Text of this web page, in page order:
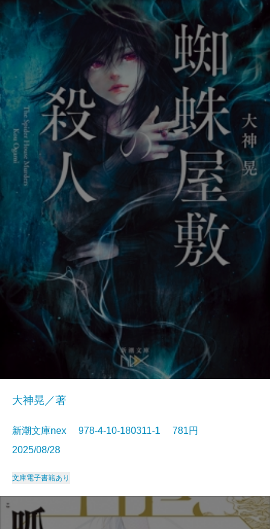
大神晃／著
新潮文庫nex 978-4-10-180311-1 781円
2025/08/28
文庫電子書籍あり